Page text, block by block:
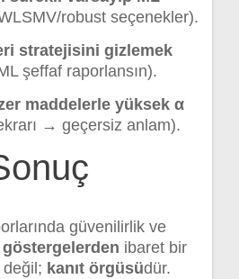
robust seçenekler).
stratejisini gizlemek
şeffaf raporlansın).
maddelerle yüksek α
→ geçersiz anlam).
güvenilirlik ve
ibaret bir
kanıt örgüsüdür.